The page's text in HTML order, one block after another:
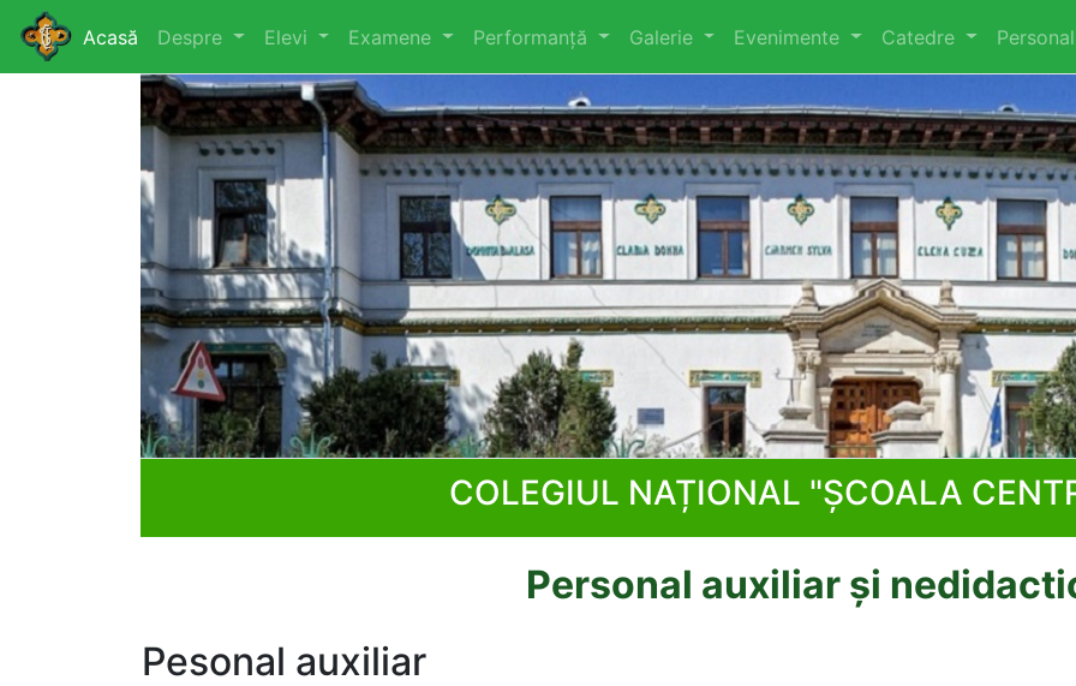
Acasă Despre Elevi Examene Performanță Galerie Evenimente Catedre
COLEGIUL NAȚIONAL "ȘCOALA
Personal auxiliar și
Pesonal auxiliar